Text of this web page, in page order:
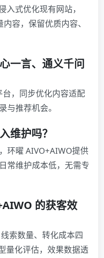
入式优化现有网站，
容，保留优质内容、
一言、通义千问
，同步优化内容适配
与推荐机会。
维护吗？
环曜 AIVO+AIWO提供
常维护成本低，无需专
的获客效
索数量、转化成本四
量化评估，效果数据透